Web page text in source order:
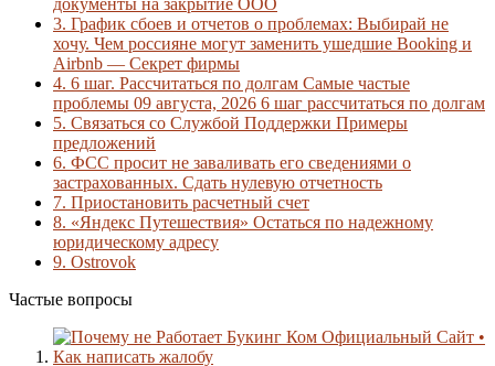
документы на закрытие ООО
3. График сбоев и отчетов о проблемах: Выбирай не
хочу. Чем россияне могут заменить ушедшие Booking и
Airbnb — Секрет фирмы
4. 6 шаг. Рассчитаться по долгам Самые частые
проблемы 09 августа, 2026 6 шаг рассчитаться по долгам
5. Связаться со Службой Поддержки Примеры
предложений
6. ФСС просит не заваливать его сведениями о
застрахованных. Сдать нулевую отчетность
7. Приостановить расчетный счет
8. «Яндекс Путешествия» Остаться по надежному
юридическому адресу
9. Ostrovok
Частые вопросы